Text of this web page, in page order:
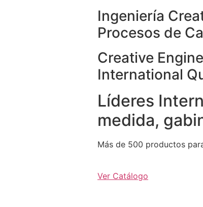
Ingeniería
Procesos de
Creative
International
Líderes
medida,
Más de 500 productos
Ver Catálogo